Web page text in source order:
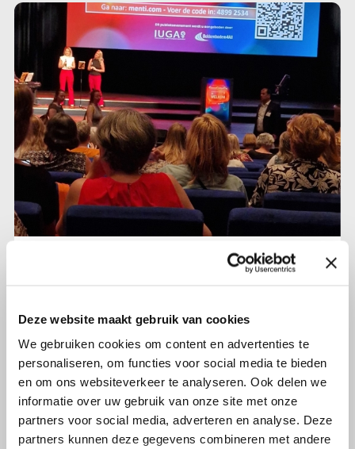
Deze website maakt gebruik van cookies
We gebruiken cookies om content en advertenties te
personaliseren, om functies voor social media te bieden
en om ons websiteverkeer te analyseren. Ook delen we
informatie over uw gebruik van onze site met onze
partners voor social media, adverteren en analyse. Deze
partners kunnen deze gegevens combineren met andere
24 juni 2023
Lees verder